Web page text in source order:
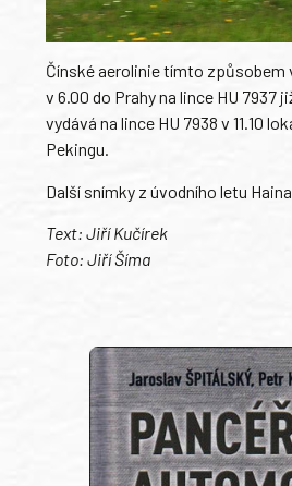
Čínské aerolinie tímto způsobem
v 6.00 do Prahy na lince HU
vydává na lince HU 7938 v 11.10
Pekingu.
Další snímky z úvodního letu
Text: Jiří Kučírek
Foto: Jiří Šíma